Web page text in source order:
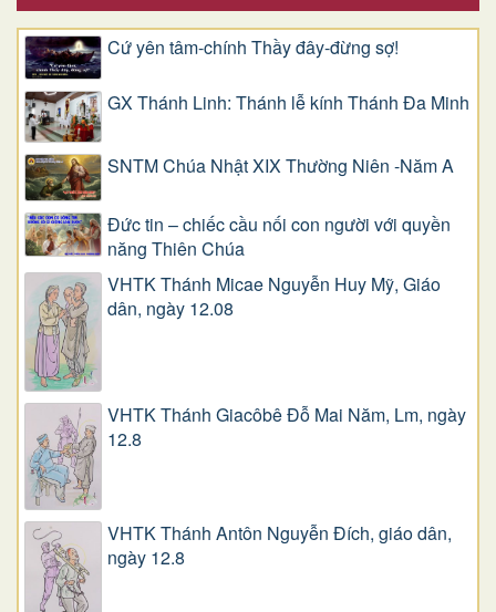
Cứ yên tâm-chính Thầy đây-đừng sợ!
GX Thánh Linh: Thánh lễ kính Thánh Đa Minh
SNTM Chúa Nhật XIX Thường Niên -Năm A
Đức tin – chiếc cầu nối con người với quyền
năng Thiên Chúa
VHTK Thánh Micae Nguyễn Huy Mỹ, Giáo
dân, ngày 12.08
VHTK Thánh Giacôbê Ðỗ Mai Năm, Lm, ngày
12.8
VHTK Thánh Antôn Nguyễn Ðích, giáo dân,
ngày 12.8